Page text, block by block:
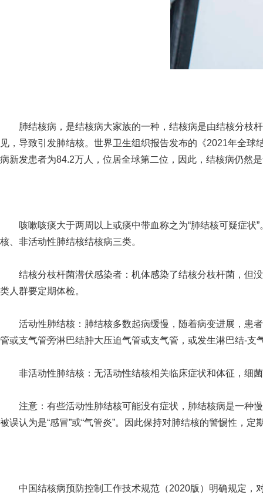
肺结核病，是结核病大家族的一种，结核病是由结核分枝杆
见，导致引发肺结核。世界卫生组织报告发布的《2021年全
病新发患者为84.2万人，位居全球第二位，因此，结核病仍然
咳嗽咳痰大于两周以上或痰中带血称之为“肺结核可疑症状”
核、非活动性肺结核结核病三类。
结核分枝杆菌潜伏感染者：机体感染了结核分枝杆菌，但没
类人群要定期体检。
活动性肺结核：肺结核多数起病缓慢，随着病变进展，患者
管或支气管旁淋巴结肿大压迫气管或支气管，或发生淋巴结-支
非活动性肺结核：无活动性结核相关临床症状和体征，细
注意：有些活动性肺结核可能没有症状，肺结核病是一种慢
被误认为是“感冒”或“气管炎”。因此保持对肺结核的警惕性，
中国结核病预防控制工作技术规范（2020版）明确规定，